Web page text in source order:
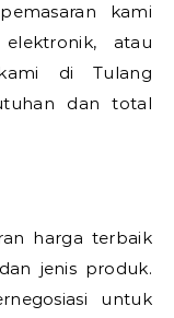
kami
atau
di Tulang
dan total
harga terbaik
jenis produk.
untuk